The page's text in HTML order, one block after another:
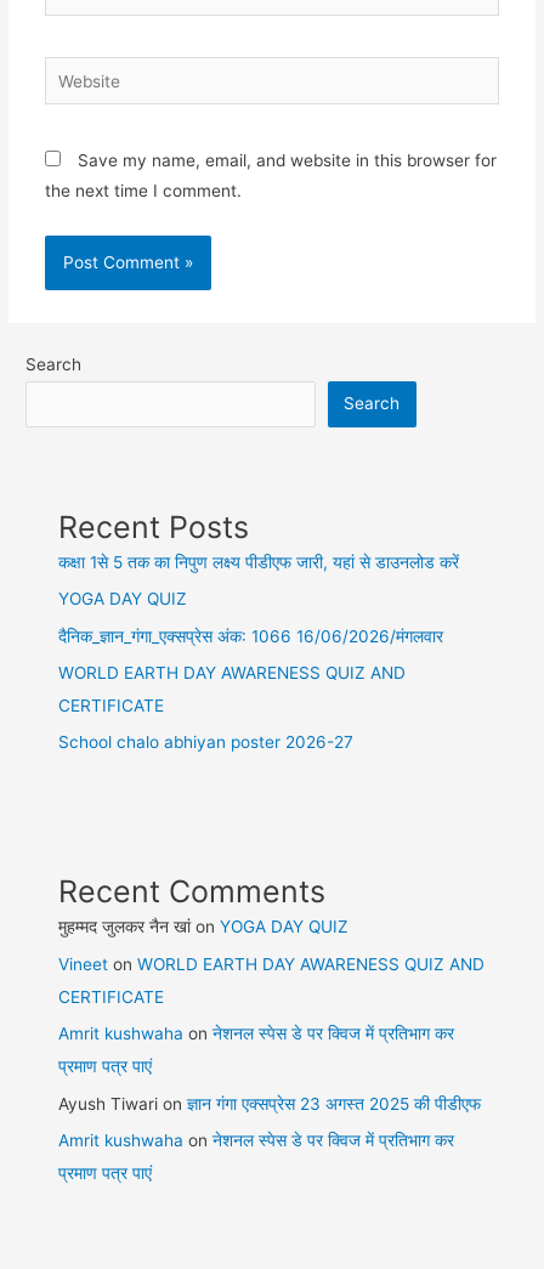
Save my name, email, and website in this browser for
the next time I comment.
Search
Search
Recent Posts
कक्षा 1से 5 तक का निपुण लक्ष्य पीडीएफ जारी, यहां से डाउनलोड करें
YOGA DAY QUIZ
दैनिक_ज्ञान_गंगा_एक्सप्रेस अंक: 1066 16/06/2026/मंगलवार
WORLD EARTH DAY AWARENESS QUIZ AND
CERTIFICATE
School chalo abhiyan poster 2026-27
Recent Comments
मुहम्मद जुलकर नैन खांonYOGA DAY QUIZ
Vineet onWORLD EARTH DAY AWARENESS QUIZ AND
CERTIFICATE
Amrit kushwaha onनेशनल स्पेस डे पर क्विज में प्रतिभाग कर
प्रमाण पत्र पाएं
Ayush Tiwari onज्ञान गंगा एक्सप्रेस 23 अगस्त 2025 की पीडीएफ
Amrit kushwaha onनेशनल स्पेस डे पर क्विज में प्रतिभाग कर
प्रमाण पत्र पाएं